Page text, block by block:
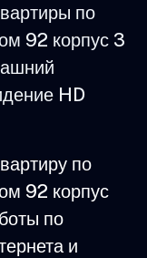
по
92 корпус 3
HD
по
92 корпус
по
и